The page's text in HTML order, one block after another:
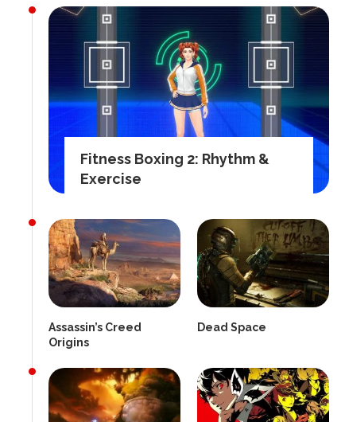
Fitness Boxing 2: Rhythm &
Exercise
Assassin’s Creed
Origins
Dead Space